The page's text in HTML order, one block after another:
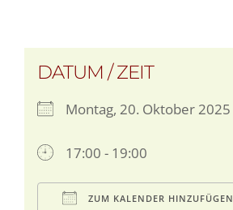
DATUM / ZEIT
Montag, 20. Oktober 2025
17:00 - 19:00
ZUM KALENDER HINZUFÜGEN